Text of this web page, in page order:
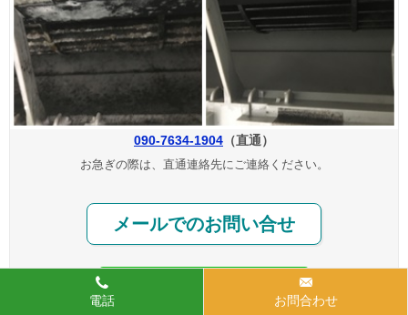
090-7634-1904 （直通）
お急ぎの際は、直通連絡先にご連絡ください。
メールでのお問い合せ
電話 お問合わせ